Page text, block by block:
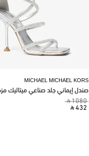
MICHAEL MICHAEL KORS
صندل إيماني جلد صناعي ميتاليك
‎ ⃁ 1080 ‎
‎ ⃁ 432 ‎